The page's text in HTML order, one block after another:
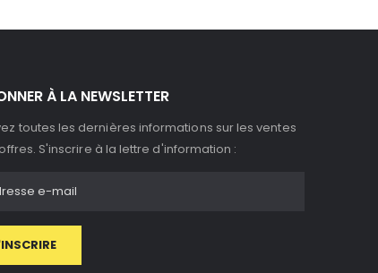
À LA NEWSLETTER
toutes les dernières informations sur les ventes
S'inscrire à la lettre d'information :